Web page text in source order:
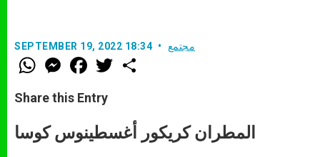
SEPTEMBER 19, 2022 18:34 مجتمع
W
h
t
s
p
p
M
e
s
e
e
F
a
e
b
o
k
w
Share this Entry
المطران كريكور أغسطينوس كوسا